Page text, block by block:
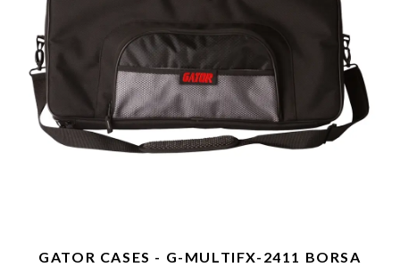
GATOR CASES - G-MULTIFX-2411 BORSA